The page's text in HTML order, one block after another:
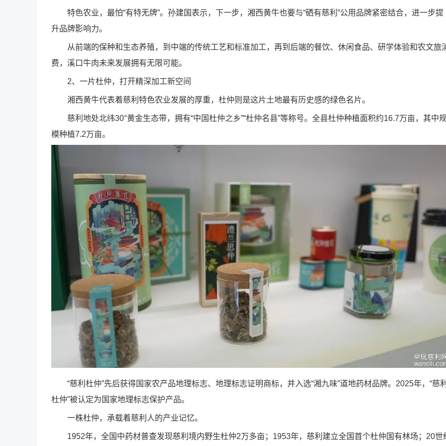
特色农业，最怕“有特无牌”。孙建国表示，下一步，湘西黄牛也要与“硒有慈利”公用品牌紧密结合，进一步提
升品牌影响力。
从前端的保种和生态养殖，到中端的传统工艺和标准加工，再到后端的餐饮、休闲食品、研学体验和农文旅
费，溪口牛肉未来发展拥有无限可能。
2、一片杜仲，打开精深加工新空间
湘西黄牛代表着慈利特色农业发展的厚重，杜仲则是这片土地最有历史感的绿色名片。
慈利地处北纬30°黄金生态带，拥有“中国杜仲之乡”“杜仲名县”等称号。全县杜仲种植面积约16.7万亩，其中
模种植7.2万亩。
“慈利杜仲”先后获得国家农产品地理标志、地理标志证明商标，并入选“湘九味”道地药材品牌。2025年，“慈
杜仲”被认定为国家地理标志保护产品。
一株杜仲，承载着慈利人的产业记忆。
1952年，全国中药材普查发现慈利境内野生杜仲2万多亩；1953年，慈利建立全国首个杜仲国有林场；20世